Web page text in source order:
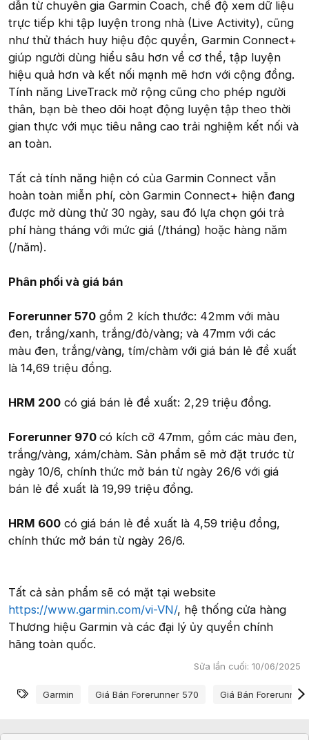
dẫn từ chuyên gia Garmin Coach, chế độ xem dữ liệu
trực tiếp khi tập luyện trong nhà (Live Activity), cũng
như thử thách huy hiệu độc quyền, Garmin Connect+
giúp người dùng hiểu sâu hơn về cơ thể, tập luyện
hiệu quả hơn và kết nối mạnh mẽ hơn với cộng đồng.
Tính năng LiveTrack mở rộng cũng cho phép người
thân, bạn bè theo dõi hoạt động luyện tập theo thời
gian thực với mục tiêu nâng cao trải nghiệm kết nối và
an toàn.
Tất cả tính năng hiện có của Garmin Connect vẫn
hoàn toàn miễn phí, còn Garmin Connect+ hiện đang
được mở dùng thử 30 ngày, sau đó lựa chọn gói trả
phí hàng tháng với mức giá (/tháng) hoặc hàng năm
(/năm).
Phân phối và giá bán
Forerunner 570 gồm 2 kích thước: 42mm với màu
đen, trắng/xanh, trắng/đỏ/vàng; và 47mm với các
màu đen, trắng/vàng, tím/chàm với giá bán lẻ đề xuất
là 14,69 triệu đồng.
HRM 200 có giá bán lẻ đề xuất: 2,29 triệu đồng.
Forerunner 970 có kích cỡ 47mm, gồm các màu đen,
trắng/vàng, xám/chàm. Sản phẩm sẽ mở đặt trước từ
ngày 10/6, chính thức mở bán từ ngày 26/6 với giá
bán lẻ đề xuất là 19,99 triệu đồng.
HRM 600 có giá bán lẻ đề xuất là 4,59 triệu đồng,
chính thức mở bán từ ngày 26/6.
Tất cả sản phẩm sẽ có mặt tại website
https://www.garmin.com/vi-VN/, hệ thống cửa hàng
Thương hiệu Garmin và các đại lý ủy quyền chính
hãng toàn quốc.
Sửa lần cuối: 10/06/2025
Từ khóa
Garmin Giá Bán Forerunner 570 Giá Bán Forerunner